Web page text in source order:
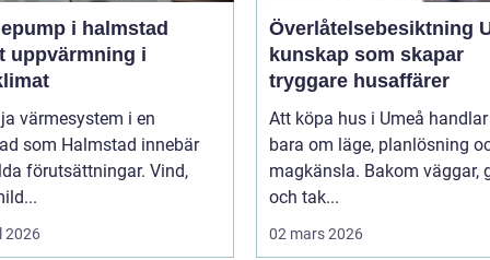
i halmstad
uppvärmning i
värmesystem i en
som Halmstad innebär
förutsättningar. Vind,
2026
Överlåtelsebesiktning
kunskap som skapar
tryggare husaffärer
Att köpa hus i Umeå
bara om läge, planlösning
magkänsla. Bakom väggar,
och tak...
02 mars 2026